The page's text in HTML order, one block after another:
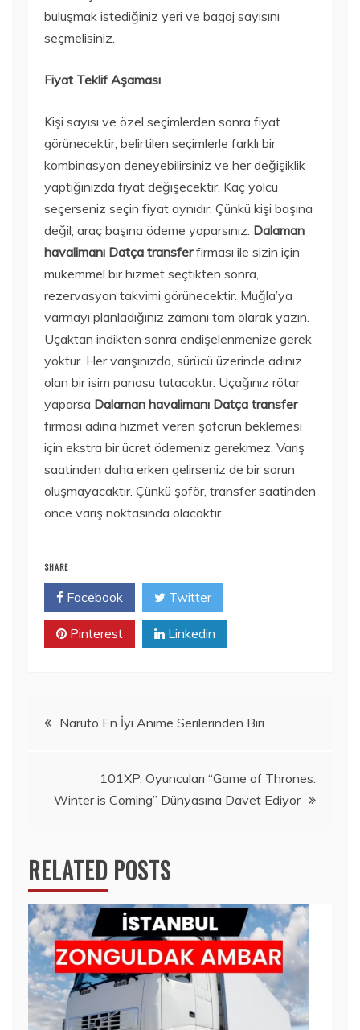
buluşmak istediğiniz yeri ve bagaj sayısını
seçmelisiniz.
Fiyat Teklif Aşaması
Kişi sayısı ve özel seçimlerden sonra fiyat
görünecektir, belirtilen seçimlerle farklı bir
kombinasyon deneyebilirsiniz ve her değişiklik
yaptığınızda fiyat değişecektir. Kaç yolcu
seçerseniz seçin fiyat aynıdır. Çünkü kişi başına
değil, araç başına ödeme yaparsınız. Dalaman
havalimanı Datça transferfirması ile sizin için
mükemmel bir hizmet seçtikten sonra,
rezervasyon takvimi görünecektir. Muğla’ya
varmayı planladığınız zamanı tam olarak yazın.
Uçaktan indikten sonra endişelenmenize gerek
yoktur. Her varışınızda, sürücü üzerinde adınız
olan bir isim panosu tutacaktır. Uçağınız rötar
yaparsa Dalaman havalimanı Datça transfer
firması adına hizmet veren şoförün beklemesi
için ekstra bir ücret ödemeniz gerekmez. Varış
saatinden daha erken gelirseniz de bir sorun
oluşmayacaktır. Çünkü şoför, transfer saatinden
önce varış noktasında olacaktır.
SHARE
Facebook Twitter
Pinterest Linkedin
YazıNaruto En İyi Anime Serilerinden Biri
101XP, Oyuncuları “Game of Thrones:
Winter is Coming” Dünyasına Davet Ediyor
RELATED POSTS